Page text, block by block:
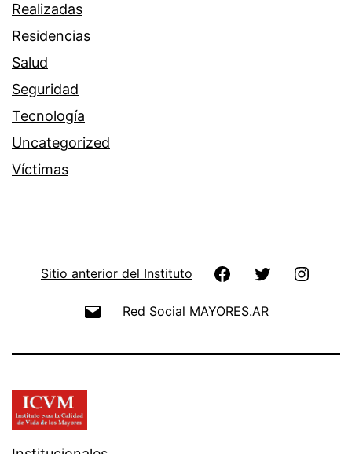
Realizadas
Residencias
Salud
Seguridad
Tecnología
Uncategorized
Víctimas
Sitio anterior del Instituto FacebookTwitter
EmailRed Social MAYORES.AR